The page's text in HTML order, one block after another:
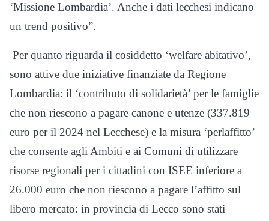
‘Missione Lombardia’. Anche i dati lecchesi indicano
un trend positivo”.
Per quanto riguarda il cosiddetto ‘welfare abitativo’,
sono attive due iniziative finanziate da Regione
Lombardia: il ‘contributo di solidarietà’ per le famiglie
che non riescono a pagare canone e utenze (337.819
euro per il 2024 nel Lecchese) e la misura ‘perlaffitto’
che consente agli Ambiti e ai Comuni di utilizzare
risorse regionali per i cittadini con ISEE inferiore a
26.000 euro che non riescono a pagare l’affitto sul
libero mercato: in provincia di Lecco sono stati